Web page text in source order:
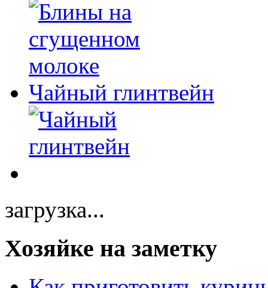
Чайный глинтвейн
загрузка...
Хозяйке на заметку